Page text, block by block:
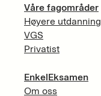
Våre fagområder
Høyere utdanning
VGS
Privatist
EnkelEksamen
Om oss